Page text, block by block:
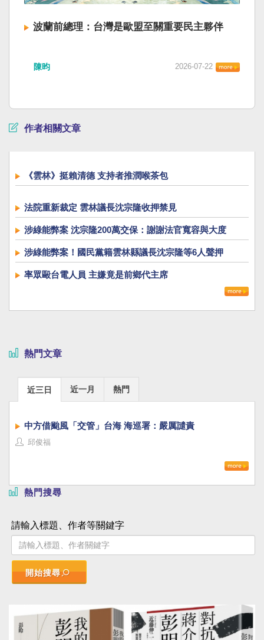
波蘭前總理：台灣是歐盟至關重要民主夥伴
陳昀 2026-07-22
作者相關文章
《雲林》挺賴清德 支持者推潤喉茶包
法院重新裁定 雲林議長沈宗隆收押禁見
涉綠能弊案 沈宗隆200萬交保：謝謝法官寬容與大度
涉綠能弊案！國民黨籍雲林縣議長沈宗隆等6人聲押
率眾毆台電人員 主嫌竟是前鄉代主席
熱門文章
近三日 近一月 熱門
中方借颱風「交管」台海 海巡署：嚴厲譴責
邱俊福
熱門搜尋
請輸入標題、作者等關鍵字
開始搜尋